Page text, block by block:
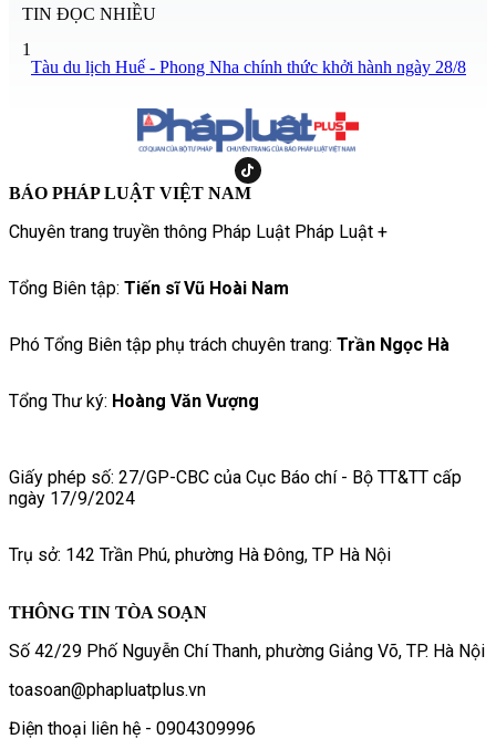
TIN ĐỌC NHIỀU
1
Tàu du lịch Huế - Phong Nha chính thức khởi hành ngày 28/8
BÁO PHÁP LUẬT VIỆT NAM
Chuyên trang truyền thông Pháp Luật Pháp Luật +
Tổng Biên tập: Tiến sĩ Vũ Hoài Nam
Phó Tổng Biên tập phụ trách chuyên trang: Trần Ngọc Hà
Tổng Thư ký: Hoàng Văn Vượng
Giấy phép số: 27/GP-CBC của Cục Báo chí - Bộ TT&TT cấp
ngày 17/9/2024
Trụ sở: 142 Trần Phú, phường Hà Đông, TP Hà Nội
THÔNG TIN TÒA SOẠN
Số 42/29 Phố Nguyễn Chí Thanh, phường Giảng Võ, TP. Hà Nội
toasoan@phapluatplus.vn
Điện thoại liên hệ - 0904309996